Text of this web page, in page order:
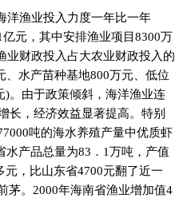
洋渔业投入力度一年比一年
亿元，其中安排渔业项目 8300万
业财政投入占大农业财政投入的
、水产苗种基地800万元、低位
)。由于政策倾斜，海洋渔业连
长，经济效益显著提高。特别
吨的海水养殖产量中优质虾
水产品总量为83 ． 1万吨，产值
元，比山东省4700元翻了近一
茅。 2000年海南省渔业增加值4